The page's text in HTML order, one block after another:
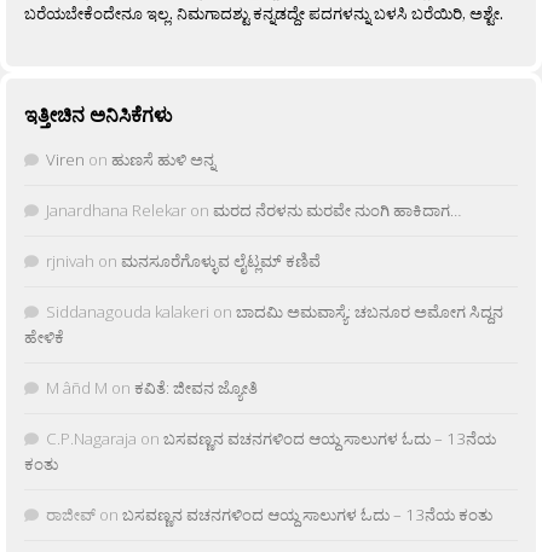
ಬರೆಯಬೇಕೆಂದೇನೂ ಇಲ್ಲ. ನಿಮಗಾದಶ್ಟು ಕನ್ನಡದ್ದೇ ಪದಗಳನ್ನು ಬಳಸಿ ಬರೆಯಿರಿ, ಅಶ್ಟೇ.
ಇತ್ತೀಚಿನ ಅನಿಸಿಕೆಗಳು
Viren on ಹುಣಸೆ ಹುಳಿ ಅನ್ನ
Janardhana Relekar on ಮರದ ನೆರಳನು ಮರವೇ ನುಂಗಿ ಹಾಕಿದಾಗ…
rjnivah on ಮನಸೂರೆಗೊಳ್ಳುವ ಲೈಟ್ಲಮ್ ಕಣಿವೆ
Siddanagouda kalakeri on ಬಾದಮಿ ಅಮವಾಸ್ಯೆ: ಚಬನೂರ ಅಮೋಗ ಸಿದ್ದನ
ಹೇಳಿಕೆ
M âñd M on ಕವಿತೆ: ಜೀವನ ಜ್ಯೋತಿ
C.P.Nagaraja on ಬಸವಣ್ಣನ ವಚನಗಳಿಂದ ಆಯ್ದ ಸಾಲುಗಳ ಓದು – 13ನೆಯ
ಕಂತು
ರಾಜೀವ್ on ಬಸವಣ್ಣನ ವಚನಗಳಿಂದ ಆಯ್ದ ಸಾಲುಗಳ ಓದು – 13ನೆಯ ಕಂತು